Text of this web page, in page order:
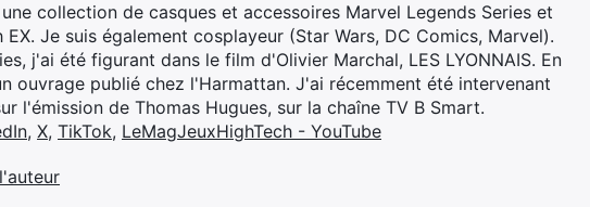
collection de casques et accessoires Marvel Legends Series et
Je suis également cosplayeur (Star Wars, DC Comics, Marvel).
j'ai été figurant dans le film d'Olivier Marchal, LES LYONNAIS. En
ouvrage publié chez l'Harmattan. J'ai récemment été intervenant
l'émission de Thomas Hugues, sur la chaîne TV B Smart.
, X, TikTok, LeMagJeuxHighTech - YouTube